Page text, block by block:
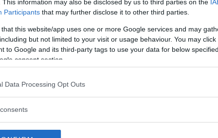
This information may also be disclosed by us to third parties on the
Participants that may further disclose it to other third parties.
that this website/app uses one or more Google services and may
but not limited to your visit or usage behaviour. You may
to Google and its third-party tags to use your data for below
consent section.
Data Processing Opt Outs
possa davvero riportarci con i piedi per terra,
tutto una crudele invenzione giornalistica.
di Cernusco sul Naviglio, ha acconsentito
fotografie da lei scattate nel suo viaggio
laurea conseguita nel 2013 e con il Master
(Istituto di fotografia avanzata e di
in mano, ha voluto dedicarsi
seguendo i principali eventi di